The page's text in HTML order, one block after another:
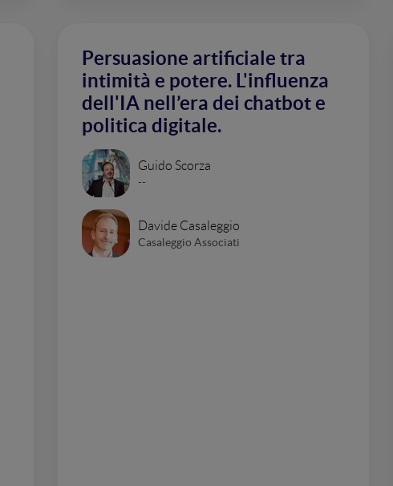
Persuasione artificiale tra
intimità e potere. L'influenza
dell'IA nell’era dei chatbot e
politica digitale.
Guido Scorza
--
Davide Casaleggio
Casaleggio Associati